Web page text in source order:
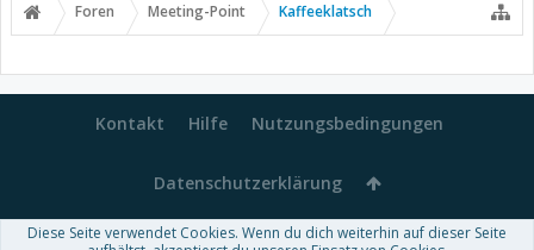
Foren Meeting-Point Kaffeeklatsch
Kontakt Hilfe Nutzungsbedingungen
Datenschutzerklärung
Diese Seite verwendet Cookies. Wenn du dich weiterhin auf dieser Seite